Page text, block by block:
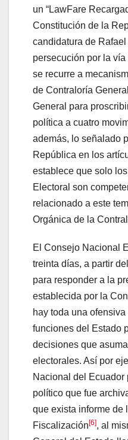
un “LawFare
Constitución de la
candidatura de
persecución por la
se recurre a
de Contraloría
General para
política a cuatro
además, lo señalado
República en los
establece que solo
Electoral son
relacionado a este
Orgánica de la
El Consejo Nacional
treinta días, a partir
para responder a la
establecida por la
hay toda una
funciones del Estado
decisiones que
electorales. Así por
Nacional del
político que fue
que exista informe de
Fiscalización[6], al